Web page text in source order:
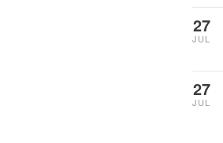
27
JUL
27
JUL